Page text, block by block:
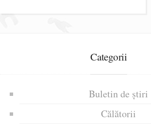
Categorii
Buletin de știri
Călătorii